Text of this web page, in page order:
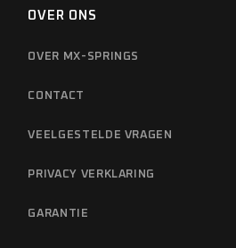
OVER ONS
OVER MX-SPRINGS
CONTACT
VEELGESTELDE VRAGEN
PRIVACY VERKLARING
GARANTIE